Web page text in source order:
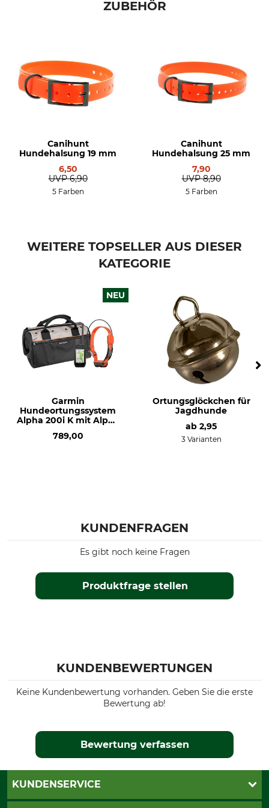
ZUBEHÖR
Canihunt
Hundehalsung 19 mm
6,50
UVP 6,90
5 Farben
Canihunt
Hundehalsung 25 mm
7,90
UVP 8,90
5 Farben
WEITERE TOPSELLER AUS DIESER
KATEGORIE
NEU
Garmin
Hundeortungssystem
Alpha 200i K mit Alpha
789,00
Ortungsglöckchen für
Jagdhunde
ab 2,95
3 Varianten
KUNDENFRAGEN
Produktfrage stellen
Es gibt noch keine Fragen
KUNDENBEWERTUNGEN
Keine Kundenbewertung vorhanden. Geben Sie die erste
Bewertung ab!
Bewertung verfassen
KUNDENSERVICE